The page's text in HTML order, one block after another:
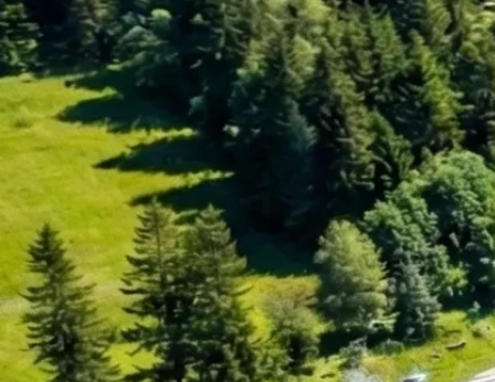
Fachwissen
Publikationen
Ressourcen
Truvag
Team
Karriere
Kundeninformation
Leitbild
Kontakt
Offerte anfordern